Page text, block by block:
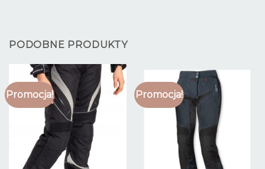
PODOBNE PRODUKTY
Promocja! Promocja!